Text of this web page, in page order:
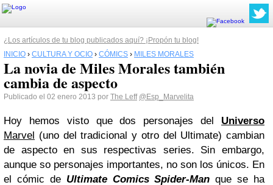
¿Los artículos de tu blog publicados aquí? ¡Propón tu blog!
INICIO › CULTURA Y OCIO › CÓMICS › MILES MORALES
La novia de Miles Morales también
cambia de aspecto
Publicado el 02 enero 2013 por The Leff @Esp_Marvelita
Hoy hemos visto que dos personajes del Universo
Marvel (uno del tradicional y otro del Ultimate) cambian
de aspecto en sus respectivas series. Sin embargo,
aunque so personajes importantes, no son los únicos. En
el cómic de Ultimate Comics Spider-Man que se ha